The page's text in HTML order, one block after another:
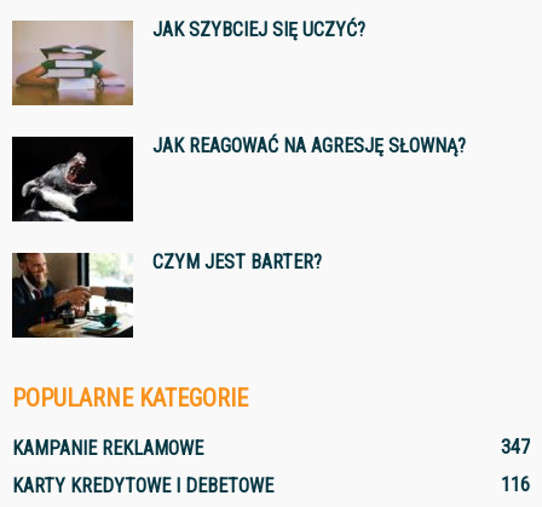
JAK SZYBCIEJ SIĘ UCZYĆ?
JAK REAGOWAĆ NA AGRESJĘ SŁOWNĄ?
CZYM JEST BARTER?
POPULARNE KATEGORIE
KAMPANIE REKLAMOWE
347
KARTY KREDYTOWE I DEBETOWE
116